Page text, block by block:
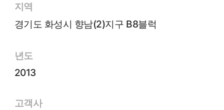
지역
경기도 화성시 향남(2)지구 B8블럭
년도
2013
고객사